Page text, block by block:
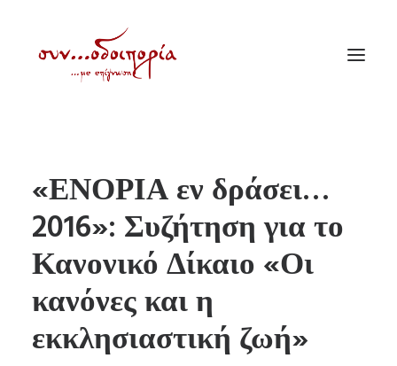
ΘΕΜΑΤΟΛΟΓΙΑ
ΑΝΑΚΟΙΝΩΣΕΙΣ
ΕΝΟΡΙΑ ΕΝ ΔΡΑΣΕΙ
ΕΥΑΓΓΕΛΙΣΤΡΙΑ ΠΕΙΡΑΙΏΣ
ΠΑΛΑΙΑ ΣΥΝΟΔΟΙΠΟΡΙΑ
«ΕΝΟΡΙΑ εν δράσει…
2016»: Συζήτηση για το
Κανονικό Δίκαιο «Οι
κανόνες και η
εκκλησιαστική ζωή»